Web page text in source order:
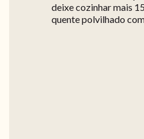
deixe cozinhar mais
quente polvilhado